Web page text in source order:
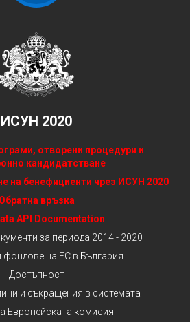
ИСУН 2020
отворени процедури и
кандидатстване
на бенефициенти чрез ИСУН 2020
Обратна връзка
API Documentation
за периода 2014 - 2020
фондове на ЕС в България
Достъпност
и съкращения в системата
Европейската комисия